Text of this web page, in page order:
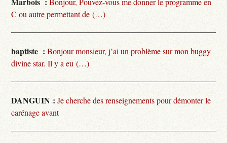
C ou autre permettant de (…)
baptiste : Bonjour monsieur, j’ai un problème sur mon buggy
divine star. Il y a eu (…)
DANGUIN : Je cherche des renseignements pour démonter le
carénage avant